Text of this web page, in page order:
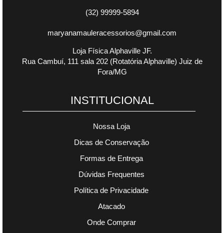
(32) 99999-5894
maryanamauleracessorios@gmail.com
Loja Física Alphaville JF.
Rua Cambuí, 111 sala 202 (Rotatória Alphaville) Juiz de
Fora/MG
INSTITUCIONAL
Nossa Loja
Dicas de Conservação
Formas de Entrega
Dúvidas Frequentes
Política de Privacidade
Atacado
Onde Comprar